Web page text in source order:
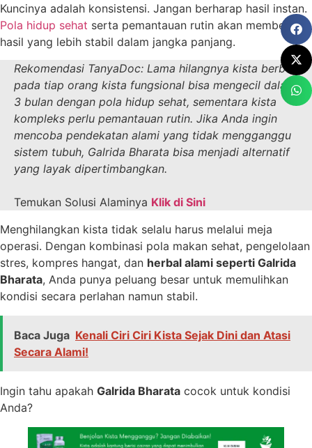
Kuncinya adalah konsistensi. Jangan berharap hasil instan.
Pola hidup sehat serta pemantauan rutin akan memberikan
hasil yang lebih stabil dalam jangka panjang.
Rekomendasi TanyaDoc: Lama hilangnya kista berbeda
pada tiap orang kista fungsional bisa mengecil dalam 1–
3 bulan dengan pola hidup sehat, sementara kista
kompleks perlu pemantauan rutin. Jika Anda ingin
mencoba pendekatan alami yang tidak mengganggu
sistem tubuh, Galrida Bharata bisa menjadi alternatif
yang layak dipertimbangkan.
Temukan Solusi Alaminya Klik di Sini
Menghilangkan kista tidak selalu harus melalui meja
operasi. Dengan kombinasi pola makan sehat, pengelolaan
stres, kompres hangat, dan herbal alami seperti Galrida
Bharata, Anda punya peluang besar untuk memulihkan
kondisi secara perlahan namun stabil.
Baca Juga Kenali Ciri Ciri Kista Sejak Dini dan Atasi
Secara Alami!
Ingin tahu apakah Galrida Bharata cocok untuk kondisi
Anda?